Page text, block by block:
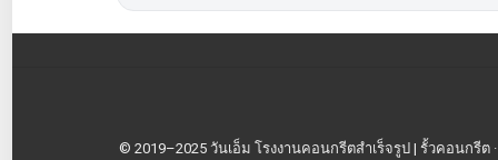
© 2019–2025 วันเอ็ม โรงงานคอนกรีตสำเร็จรูป | รั้วคอนกรีต